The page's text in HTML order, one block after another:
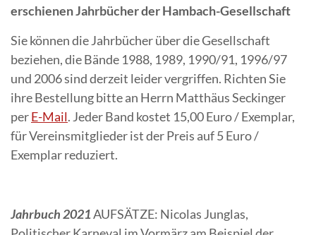
erschienen Jahrbücher der Hambach-Gesellschaft
Sie können die Jahrbücher über die Gesellschaft
beziehen, die Bände 1988, 1989, 1990/91, 1996/97
und 2006 sind derzeit leider vergriffen. Richten Sie
ihre Bestellung bitte an Herrn Matthäus Seckinger
perE-Mail. Jeder Band kostet 15,00 Euro / Exemplar,
für Vereinsmitglieder ist der Preis auf 5 Euro /
Exemplar reduziert.
Jahrbuch 2021AUFSÄTZE: Nicolas Junglas,